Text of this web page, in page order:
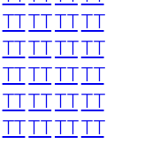
TTTTTTTT
TTTTTTTT
TTTTTTTT
TTTTTTTT
TTTTTTTT